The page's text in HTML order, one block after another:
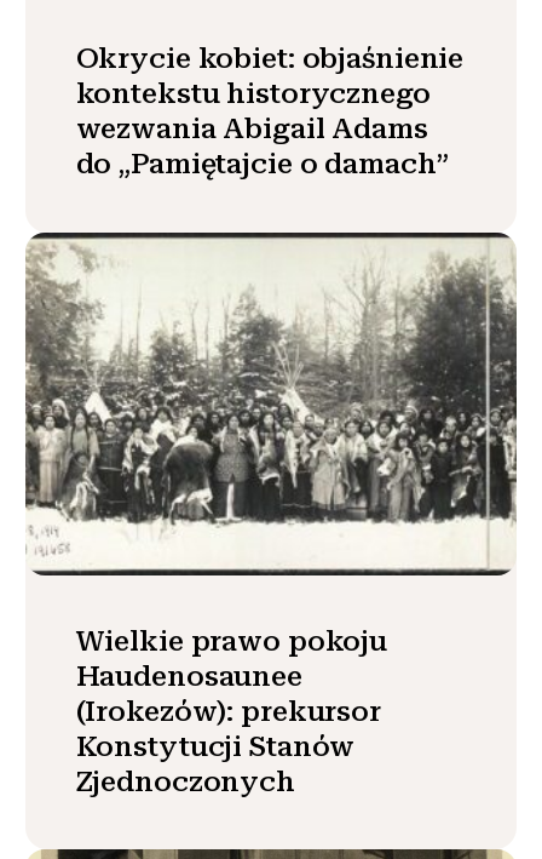
Okrycie kobiet: objaśnienie
kontekstu historycznego
wezwania Abigail Adams
do „Pamiętajcie o damach”
Wielkie prawo pokoju
Haudenosaunee
(Irokezów): prekursor
Konstytucji Stanów
Zjednoczonych